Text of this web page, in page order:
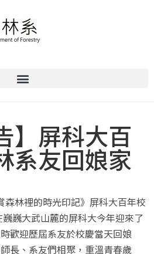
】屏科大百
系友回娘家
森林裡的時光印記》屏科大百年校
巍大武山麓的屏科大今年迎來了
歡迎歷屆系友於校慶當天回娘
長、系友們相聚，重溫青春歲